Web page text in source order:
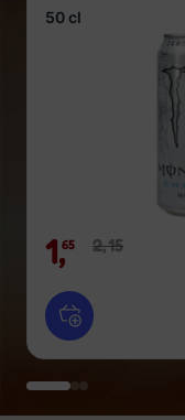
50 cl
1,65 2,15